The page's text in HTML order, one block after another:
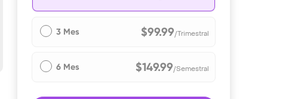
3 Mes $99.99/Trimestral
6 Mes $149.99/Semestral